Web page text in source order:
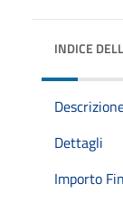
INDICE
Dettagli
Importo